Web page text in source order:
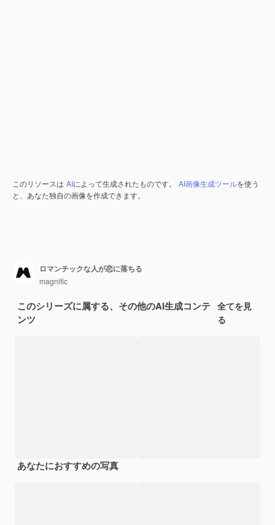
このリソースは AIによって生成されたものです。 AI画像生成ツールを使う
と、あなた独自の画像を作成できます。
ロマンチックな人が恋に落ちる
magnific
このシリーズに属する、その他のAI生成コンテ
ンツ
全てを見
る
あなたにおすすめの写真